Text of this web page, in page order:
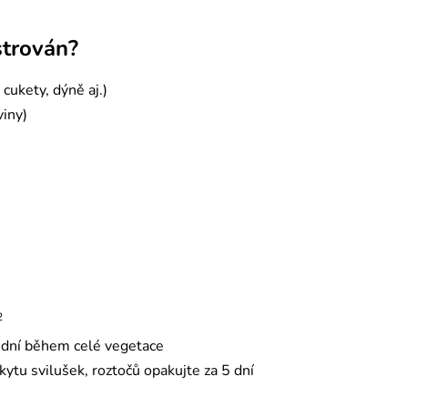
dýně aj.)
během celé vegetace
svilušek, roztočů opakujte za 5 dní